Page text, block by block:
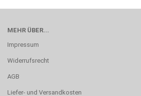
MEHR ÜBER...
Impressum
Widerrufsrecht
AGB
Liefer- und Versandkosten